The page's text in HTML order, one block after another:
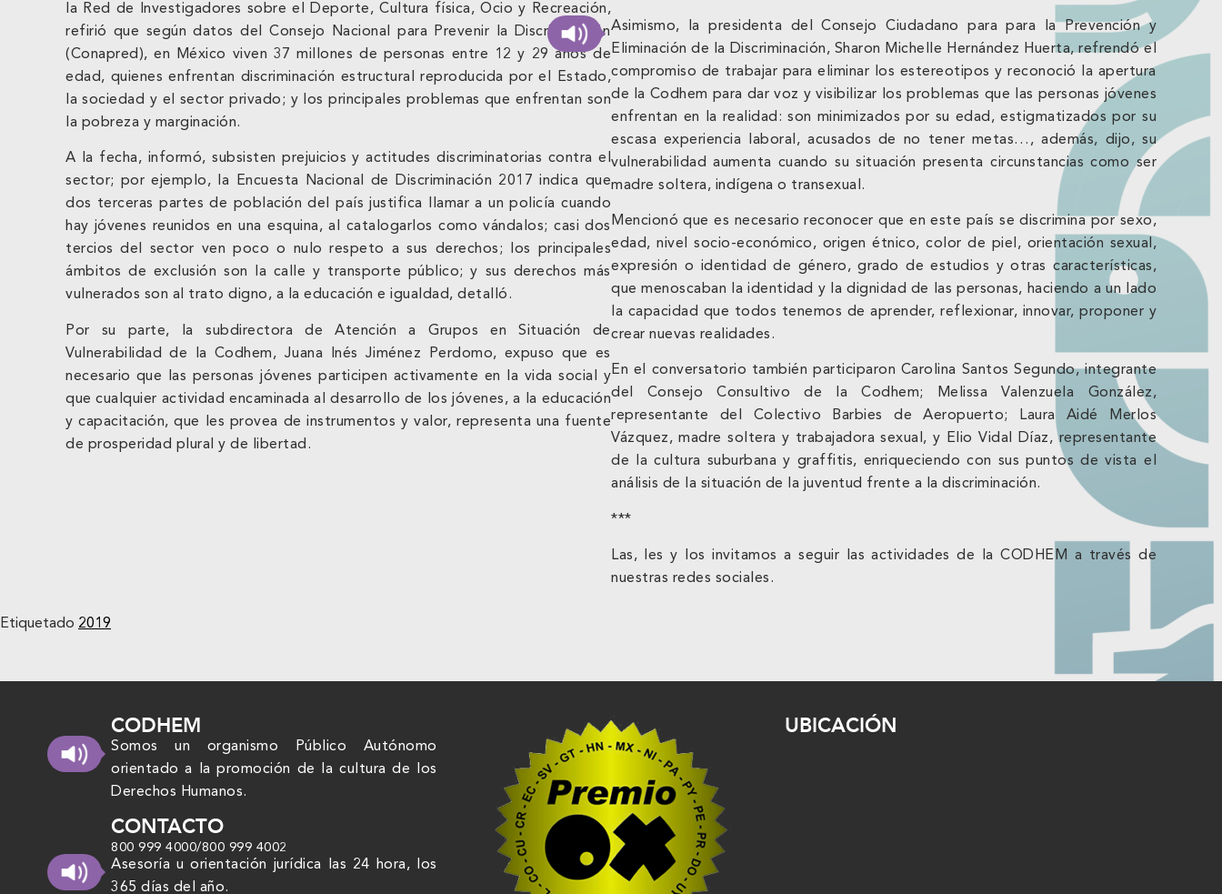
la Red de Investigadores sobre el Deporte, Cultura física, Ocio y Recreación,
refirió que según datos del Consejo Nacional para Prevenir la Discriminación
(Conapred), en México viven 37 millones de personas entre 12 y 29 años de
edad, quienes enfrentan discriminación estructural reproducida por el Estado,
la sociedad y el sector privado; y los principales problemas que enfrentan son
la pobreza y marginación.
A la fecha, informó, subsisten prejuicios y actitudes discriminatorias contra el
sector; por ejemplo, la Encuesta Nacional de Discriminación 2017 indica que
dos terceras partes de población del país justifica llamar a un policía cuando
hay jóvenes reunidos en una esquina, al catalogarlos como vándalos; casi dos
tercios del sector ven poco o nulo respeto a sus derechos; los principales
ámbitos de exclusión son la calle y transporte público; y sus derechos más
vulnerados son al trato digno, a la educación e igualdad, detalló.
Por su parte, la subdirectora de Atención a Grupos en Situación de
Vulnerabilidad de la Codhem, Juana Inés Jiménez Perdomo, expuso que es
necesario que las personas jóvenes participen activamente en la vida social y
que cualquier actividad encaminada al desarrollo de los jóvenes, a la educación
y capacitación, que les provea de instrumentos y valor, representa una fuente
de prosperidad plural y de libertad.
Asimismo, la presidenta del Consejo Ciudadano para para la Prevención y
Eliminación de la Discriminación, Sharon Michelle Hernández Huerta, refrendó el
compromiso de trabajar para eliminar los estereotipos y reconoció la apertura
de la Codhem para dar voz y visibilizar los problemas que las personas jóvenes
enfrentan en la realidad: son minimizados por su edad, estigmatizados por su
escasa experiencia laboral, acusados de no tener metas…, además, dijo, su
vulnerabilidad aumenta cuando su situación presenta circunstancias como ser
madre soltera, indígena o transexual.
Mencionó que es necesario reconocer que en este país se discrimina por sexo,
edad, nivel socio-económico, origen étnico, color de piel, orientación sexual,
expresión o identidad de género, grado de estudios y otras características,
que menoscaban la identidad y la dignidad de las personas, haciendo a un lado
la capacidad que todos tenemos de aprender, reflexionar, innovar, proponer y
crear nuevas realidades.
En el conversatorio también participaron Carolina Santos Segundo, integrante
del Consejo Consultivo de la Codhem; Melissa Valenzuela González,
representante del Colectivo Barbies de Aeropuerto; Laura Aidé Merlos
Vázquez, madre soltera y trabajadora sexual, y Elio Vidal Díaz, representante
de la cultura suburbana y graffitis, enriqueciendo con sus puntos de vista el
análisis de la situación de la juventud frente a la discriminación.
***
Las, les y los invitamos a seguir las actividades de la CODHEM a través de
nuestras redes sociales.
Etiquetado 2019
CODHEM
Somos un organismo Público Autónomo
orientado a la promoción de la cultura de los
Derechos Humanos.
CONTACTO
800 999 4000/800 999 4002
Asesoría u orientación jurídica las 24 hora, los
365 días del año.
UBICACIÓN